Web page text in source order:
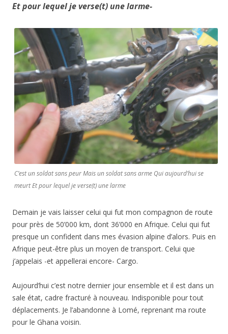
Et pour lequel je verse(t) une larme-
C’est un soldat sans peur Mais un soldat sans arme Qui aujourd’hui se
meurt Et pour lequel je verse(t) une larme
Demain je vais laisser celui qui fut mon compagnon de route
pour près de 50’000 km, dont 36’000 en Afrique. Celui qui fut
presque un confident dans mes évasion alpine d’alors. Puis en
Afrique peut-être plus un moyen de transport. Celui que
j’appelais -et appellerai encore- Cargo.
Aujourd’hui c’est notre dernier jour ensemble et il est dans un
sale état, cadre fracturé à nouveau. Indisponible pour tout
déplacements. Je l’abandonne à Lomé, reprenant ma route
pour le Ghana voisin.